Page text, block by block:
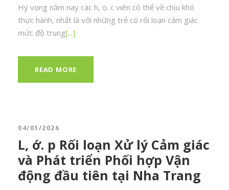
Hy vọng năm nay các h, ọ. c viên có thể về chịu khó
thực hành, nhất là với những trẻ có rối loạn cảm giác
mức độ trung[...]
READ MORE
04/01/2026
L, ớ. p Rối loạn Xử lý Cảm giác
và Phát triển Phối hợp Vận
động đầu tiên tại Nha Trang